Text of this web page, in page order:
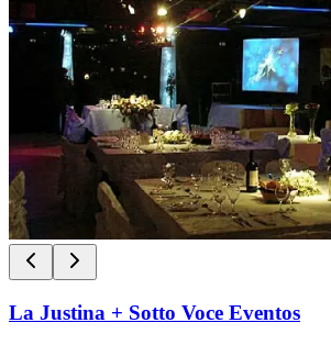
La Justina + Sotto Voce Eventos